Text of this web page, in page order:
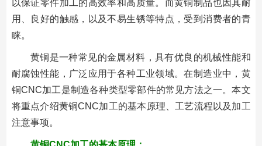
以保证零件加工的高效率和高质量。而黄铜制品也因其耐
用、良好的触感，以及不易生锈等特点，受到消费者的青
睐。
黄铜是一种常见的金属材料，具有优良的机械性能和
耐腐蚀性能，广泛应用于各种工业领域。在制造业中，黄
铜CNC加工是制造各种类型零部件的常见方法之一。本文
将重点介绍黄铜CNC加工的基本原理、工艺流程以及加工
注意事项。